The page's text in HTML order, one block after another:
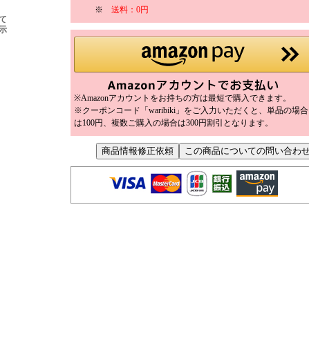
※ 送料：0円
※Amazonアカウントをお持ちの方は最短で購入できます。
※クーポンコード「waribiki」をご入力いただくと、単品の場合
は100円、複数ご購入の場合は300円割引となります。